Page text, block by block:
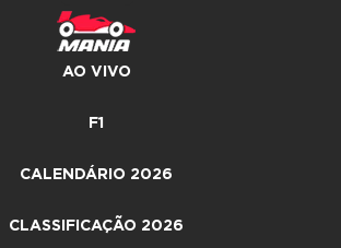
AO VIVO
F1
CALENDÁRIO 2026
CLASSIFICAÇÃO 2026